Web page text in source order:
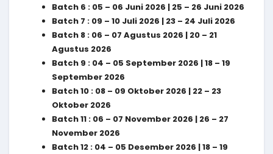
Batch 6 : 05 – 06 Juni 2026 | 25 – 26 Juni 2026
Batch 7 : 09 – 10 Juli 2026 | 23 – 24 Juli 2026
Batch 8 : 06 – 07 Agustus 2026 | 20 – 21
Agustus 2026
Batch 9 : 04 – 05 September 2026 | 18 – 19
September 2026
Batch 10 : 08 – 09 Oktober 2026 | 22 – 23
Oktober 2026
Batch 11 : 06 – 07 November 2026 | 26 – 27
November 2026
Batch 12 : 04 – 05 Desember 2026 | 18 – 19